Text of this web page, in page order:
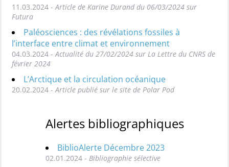
11.03.2024 - Article de Karine Durand du 06/03/2024 sur
Futura
Paléosciences : des révélations fossiles à
l’interface entre climat et environnement
04.03.2024 - Actualité du 27/02/2024 sur La Lettre du CNRS de
février 2024
L’Arctique et la circulation océanique
20.02.2024 - Article publié sur le site de Polar Pod
Alertes bibliographiques
BiblioAlerte Décembre 2023
02.01.2024 - Bibliographie sélective